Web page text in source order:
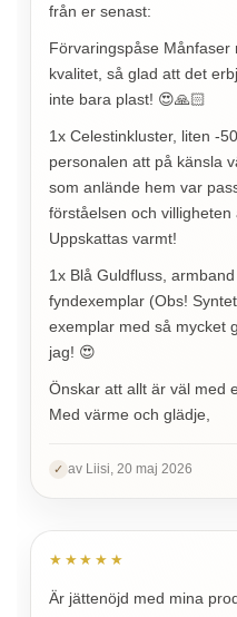
från er senast:
Förvaringspåse
kvalitet, så glad att det
inte bara plast! 😍🙏🏻
1x Celestinkluster, liten -
personalen att på känsla
som anlände hem var
förståelsen och villigheten
Uppskattas varmt!
1x Blå Guldfluss,
fyndexemplar (Obs!
exemplar med så mycket
jag! 😍
Önskar att allt är väl med
Med värme och glädje,
✓ av Liisi, 20 maj 2026
★★★★★
Är jättenöjd med mina